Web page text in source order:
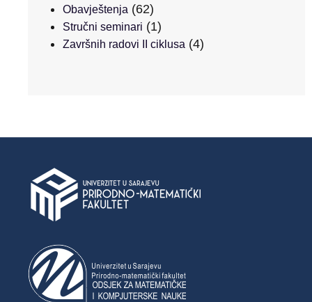
Obavještenja (62)
Stručni seminari (1)
Završnih radovi II ciklusa (4)